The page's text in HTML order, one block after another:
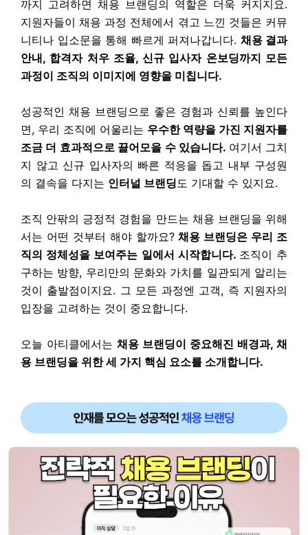
까지 고려하면 채용 브랜딩의 역할은 더욱 커지지요.
지원자들이 채용 과정 전체에서 겪고 느낀 것들은 커뮤
니티나 입소문을 통해 빠르게 퍼져나갑니다. 채용 결과
안내, 합격자 처우 조율, 신규 입사자 온보딩까지 모든
과정이 조직의 이미지에 영향을 미칩니다.
성공적인 채용 브랜딩으로 좋은 경험과 신뢰를 높인다
면, 우리 조직에 어울리는 우수한 역량을 가진 지원자를
조금 더 효과적으로 끌어모을 수 있습니다. 여기서 그치
지 않고 신규 입사자의 빠른 적응을 돕고 내부 구성원
의 결속을 다지는 인터널 브랜딩도 기대할 수 있지요.
조직 안팎의 긍정적 경험을 만드는 채용 브랜딩을 위해
서는 어떤 것부터 해야 할까요?채용 브랜딩은 우리 조
직의 정체성을 보여주는 일에서 시작합니다. 조직이 추
구하는 방향, 우리만의 문화와 가치를 일관되게 알리는
것이 출발점이지요. 그 모든 과정엔 고객, 즉 지원자의
입장을 고려하는 것이 중요합니다.
오늘 아티클에서는 채용 브랜딩이 중요해진 배경과, 채
용 브랜딩을 위한 세 가지 핵심 요소를 소개합니다.